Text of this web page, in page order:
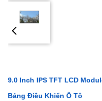
9.0 Inch IPS TFT LCD
Bảng Điều Khiển Ô Tô